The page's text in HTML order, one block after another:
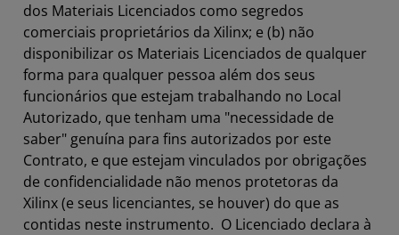
dos Materiais Licenciados como segredos
comerciais proprietários da Xilinx; e (b) não
disponibilizar os Materiais Licenciados de qualquer
forma para qualquer pessoa além dos seus
funcionários que estejam trabalhando no Local
Autorizado, que tenham uma "necessidade de
saber" genuína para fins autorizados por este
Contrato, e que estejam vinculados por obrigações
de confidencialidade não menos protetoras da
Xilinx (e seus licenciantes, se houver) do que as
contidas neste instrumento. O Licenciado declara à